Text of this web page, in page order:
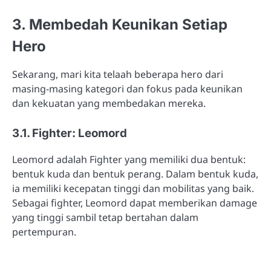
3. Membedah Keunikan Setiap
Hero
Sekarang, mari kita telaah beberapa hero dari
masing-masing kategori dan fokus pada keunikan
dan kekuatan yang membedakan mereka.
3.1. Fighter: Leomord
Leomord adalah Fighter yang memiliki dua bentuk:
bentuk kuda dan bentuk perang. Dalam bentuk kuda,
ia memiliki kecepatan tinggi dan mobilitas yang baik.
Sebagai fighter, Leomord dapat memberikan damage
yang tinggi sambil tetap bertahan dalam
pertempuran.